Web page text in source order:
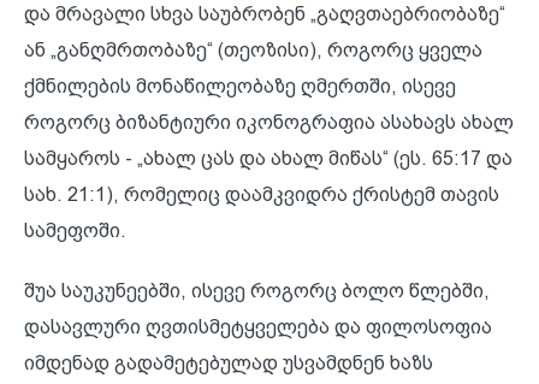
და მრავალი სხვა საუბრობენ „გაღვთაებრიობაზე“
ან „განღმრთობაზე“ (თეოზისი), როგორც ყველა
ქმნილების მონაწილეობაზე ღმერთში, ისევე
როგორც ბიზანტიური იკონოგრაფია ასახავს ახალ
სამყაროს - „ახალ ცას და ახალ მიწას“ (ეს. 65:17 და
სახ. 21:1), რომელიც დაამკვიდრა ქრისტემ თავის
სამეფოში.
შუა საუკუნეებში, ისევე როგორც ბოლო წლებში,
დასავლური ღვთისმეტყველება და ფილოსოფია
იმდენად გადამეტებულად უსვამდნენ ხაზს